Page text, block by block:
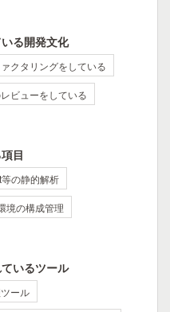
る開発文化
クタリングをしている
ビューをしている
目
の静的解析
境の構成管理
いるツール
ール